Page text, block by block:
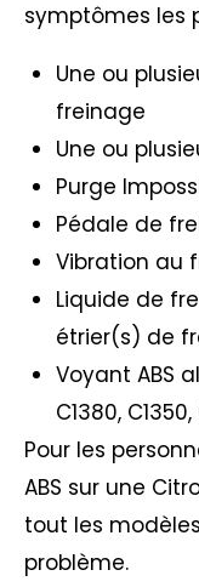
symptômes les
Une ou
freinage
Une ou
Purge
Pédale de
Vibration au
Liquide de
étrier(s) de
Voyant ABS
C1380,
Pour les
ABS sur une
tout les
problème.